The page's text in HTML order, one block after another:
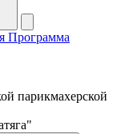
Программа
парикмахерской